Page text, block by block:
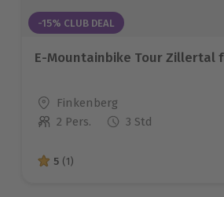
-15% CLUB DEAL
E-Mountainbike Tour Zillertal
Standort
Finkenberg
Anzahl der Teilnehmer
2 Pers. 3 Std
5 von 5 Sternen basierend auf 1
5 (1)